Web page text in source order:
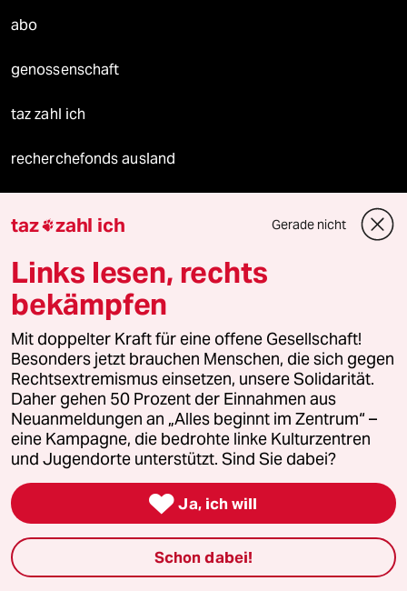
abo
genossenschaft
taz zahl ich
recherchefonds ausland
Podcast
bundestalk
fernverbindung
klima update°
Mauerecho
Freie Rede
taz zahl ich Gerade nicht
Links lesen, rechts
bekämpfen
Mit doppelter Kraft für eine offene Gesellschaft!
Besonders jetzt brauchen Menschen, die sich gegen
Rechtsextremismus einsetzen, unsere Solidarität.
Daher gehen 50 Prozent der Einnahmen aus
Neuanmeldungen an „Alles beginnt im Zentrum“ –
eine Kampagne, die bedrohte linke Kulturzentren
und Jugendorte unterstützt. Sind Sie dabei?
 Ja, ich will
Schon dabei!